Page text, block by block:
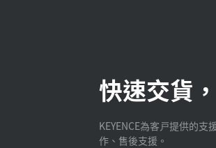
快速交貨
KEYENCE為客戸提供的
作、售後支援。